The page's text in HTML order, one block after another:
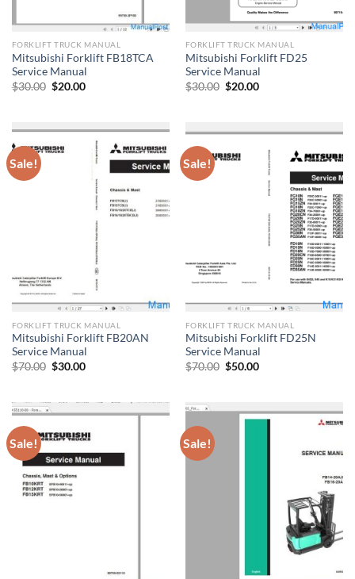
FORKLIFT TRUCK MANUAL
Mitsubishi Forklift FB18TCA
Service Manual
$30.00 Original
price
$20.00Current
FORKLIFT TRUCK MANUAL
Mitsubishi Forklift FD25
Service Manual
$30.00 Original
price
$20.00Current
Sale!
FORKLIFT TRUCK MANUAL
Mitsubishi Forklift FB20AN
Service Manual
$70.00 Original
$30.00Current
Sale!
FORKLIFT TRUCK MANUAL
Mitsubishi Forklift FD25N
Service Manual
$70.00 Original
$50.00Current
Sale! Sale!